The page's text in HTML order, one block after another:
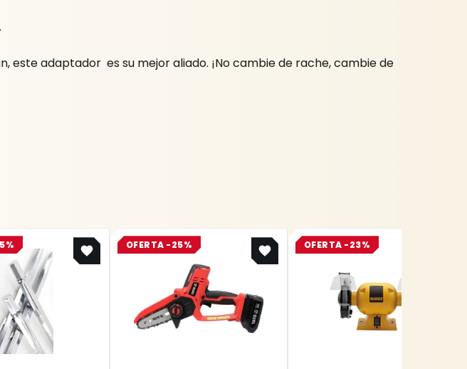
este adaptador es su mejor aliado. ¡No cambie de rache, cambie de
Original
price
was:
$ 8.400.
Current
price
is:
$ 6.300.
OFERTA -25%
Original
price
was:
$ 539.800.
Current
price
is:
$ 404.850.
OFERTA -23%
Original
price
$ 1.087.800.
Current
price
$ 837.606.